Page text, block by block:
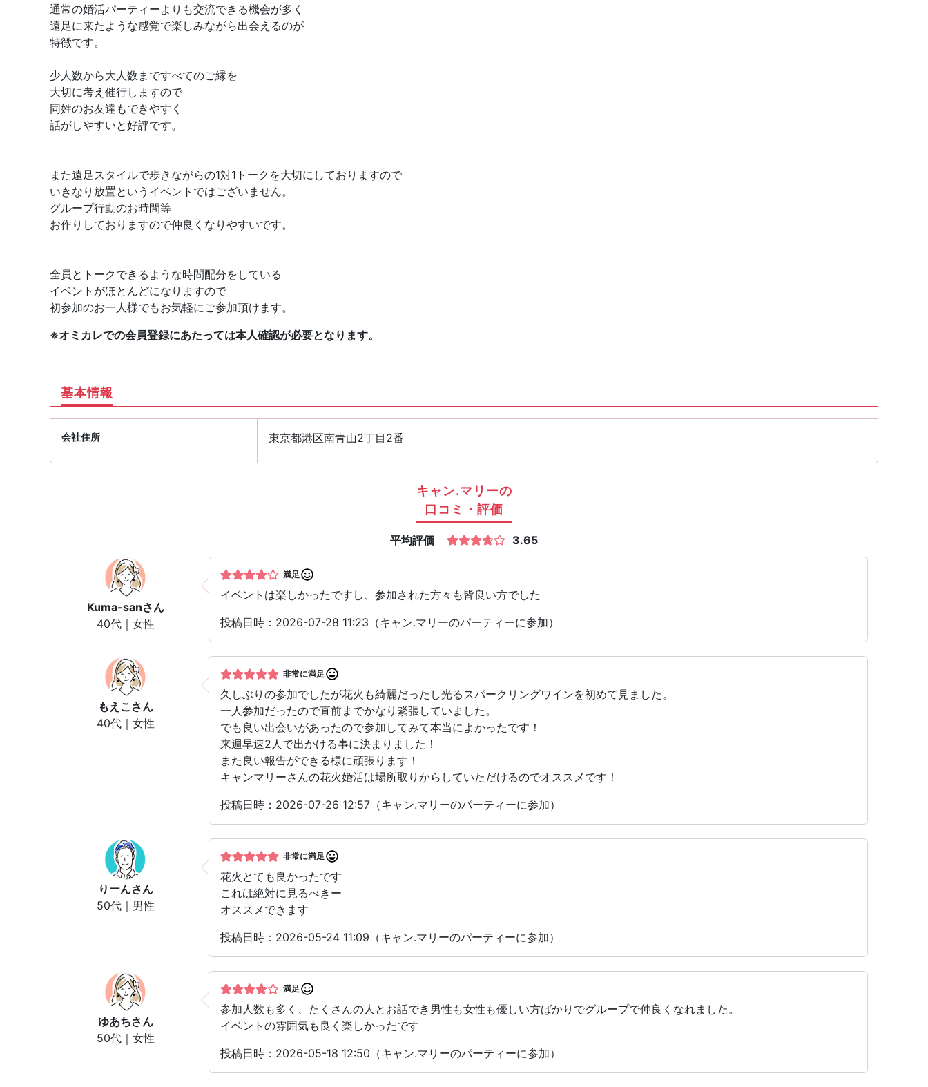
通常の婚活パーティーよりも交流できる機会が多く
遠足に来たような感覚で楽しみながら出会えるのが
特徴です。
少人数から大人数まですべてのご縁を
大切に考え催行しますので
同姓のお友達もできやすく
話がしやすいと好評です。
また遠足スタイルで歩きながらの1対1トークを大切にしておりますので
いきなり放置というイベントではございません。
グループ行動のお時間等
お作りしておりますので仲良くなりやすいです。
全員とトークできるような時間配分をしている
イベントがほとんどになりますので
初参加のお一人様でもお気軽にご参加頂けます。
※オミカレでの会員登録にあたっては本人確認が必要となります。
基本情報
会社住所 東京都港区南青山2丁目2番
キャン.マリーの
口コミ・評価
平均評価 3.65
Kuma-sanさん
40代｜女性
満足
イベントは楽しかったですし、参加された方々も皆良い方でした
投稿日時：2026-07-28 11:23（キャン.マリーのパーティーに参加）
もえこ さん
40代｜女性
非常に満足
久しぶりの参加でしたが花火も綺麗だったし光るスパークリングワインを初めて見ました。
一人参加だったので直前までかなり緊張していました。
でも良い出会いがあったので参加してみて本当によかったです！
来週早速2人で出かける事に決まりました！
また良い報告ができる様に頑張ります！
キャンマリーさんの花火婚活は場所取りからしていただけるのでオススメです！
投稿日時：2026-07-26 12:57（キャン.マリーのパーティーに参加）
りーんさん
50代｜男性
非常に満足
花火とても良かったです
これは絶対に見るべきー
オススメできます
投稿日時：2026-05-24 11:09（キャン.マリーのパーティーに参加）
ゆあちさん
50代｜女性
満足
参加人数も多く、たくさんの人とお話でき男性も女性も優しい方ばかりでグループで仲良くなれました。
イベントの雰囲気も良く楽しかったです
投稿日時：2026-05-18 12:50（キャン.マリーのパーティーに参加）